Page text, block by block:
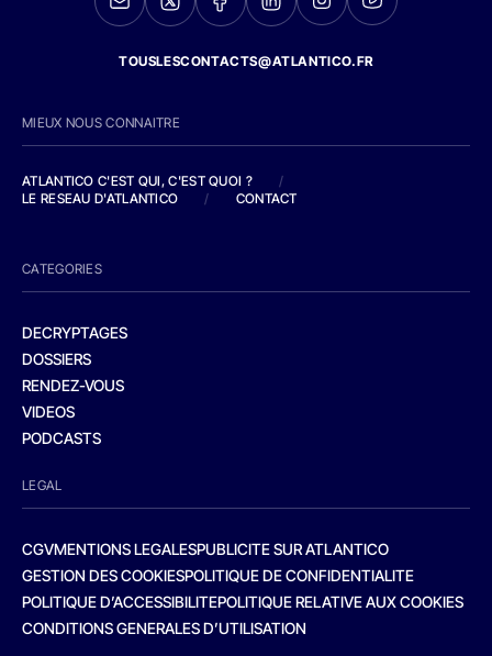
TOUSLESCONTACTS@ATLANTICO.FR
MIEUX NOUS CONNAITRE
ATLANTICO C'EST QUI, C'EST QUOI ?
/
LE RESEAU D'ATLANTICO
/ CONTACT
CATEGORIES
DECRYPTAGES
DOSSIERS
RENDEZ-VOUS
VIDEOS
PODCASTS
LEGAL
CGVMENTIONS LEGALESPUBLICITE SUR ATLANTICO
GESTION DES COOKIESPOLITIQUE DE CONFIDENTIALITE
POLITIQUE D’ACCESSIBILITEPOLITIQUE RELATIVE AUX COOKIES
CONDITIONS GENERALES D’UTILISATION